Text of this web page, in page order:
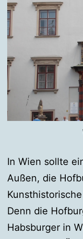
In Wien sollte
Außen, die
Denn die
Habsburger in